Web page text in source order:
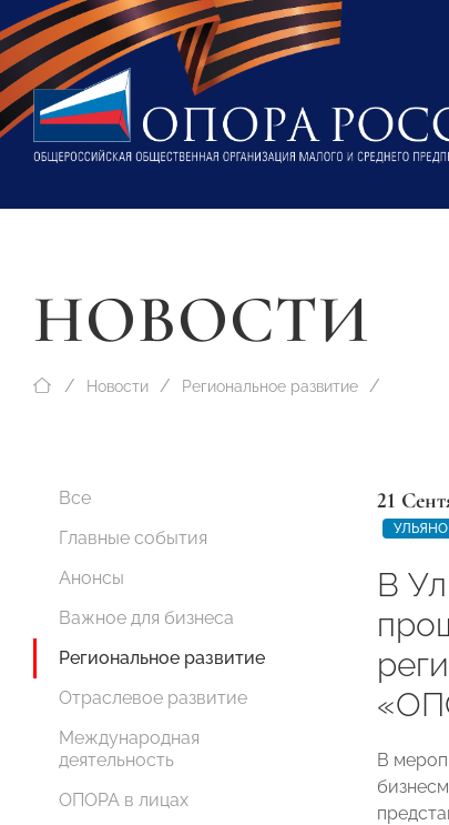
НОВОСТИ
Новости Региональное развитие
Все
Главные события
Анонсы
Важное для бизнеса
Региональное развитие
Отраслевое развитие
Международная
деятельность
ОПОРА в лицах
21
В
В